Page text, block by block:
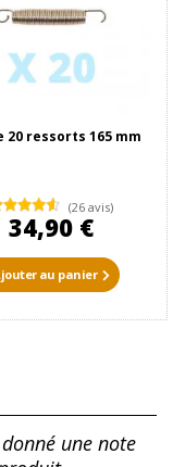
20 ressorts 165 mm
(26 avis)
34,90 €
au panier
une note